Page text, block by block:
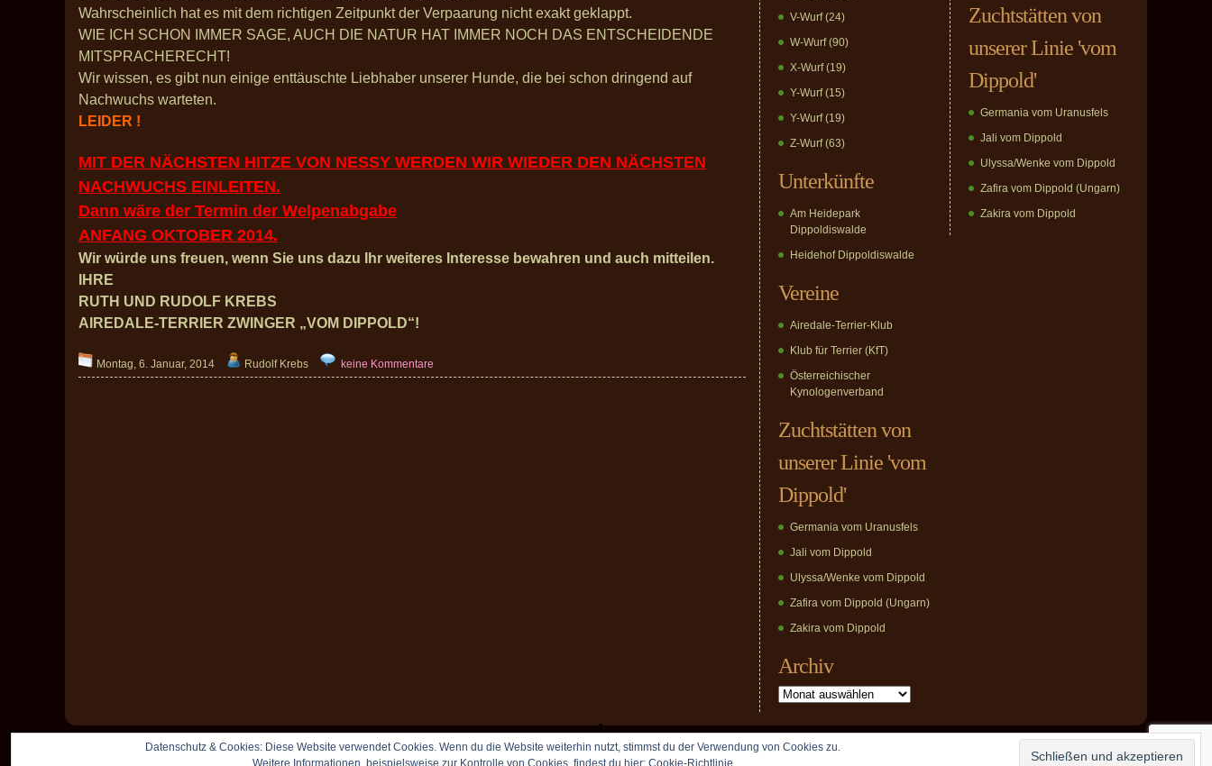
Wahrscheinlich hat es mit dem richtigen Zeitpunkt der Verpaarung nicht exakt geklappt.
WIE ICH SCHON IMMER SAGE, AUCH DIE NATUR HAT IMMER NOCH DAS ENTSCHEIDENDE
MITSPRACHERECHT!
Wir wissen, es gibt nun einige enttäuschte Liebhaber unserer Hunde, die bei schon dringend auf
Nachwuchs warteten.
LEIDER !
MIT DER NÄCHSTEN HITZE VON NESSY WERDEN WIR WIEDER DEN NÄCHSTEN
NACHWUCHS EINLEITEN.
Dann wäre der Termin der Welpenabgabe
ANFANG OKTOBER 2014.
Wir würde uns freuen, wenn Sie uns dazu Ihr weiteres Interesse bewahren und auch mitteilen.
IHRE
RUTH UND RUDOLF KREBS
AIREDALE-TERRIER ZWINGER „VOM DIPPOLD“!
Montag, 6. Januar, 2014 Rudolf Krebs keine Kommentare
V-Wurf(24)
W-Wurf(90)
X-Wurf(19)
Y-Wurf(15)
Y-Wurf(19)
Z-Wurf(63)
Unterkünfte
Am Heidepark
Dippoldiswalde
Heidehof Dippoldiswalde
Vereine
Airedale-Terrier-Klub
Klub für Terrier (KfT)
Österreichischer
Kynologenverband
Zuchtstätten von
unserer Linie 'vom
Dippold'
Germania vom Uranusfels
Jali vom Dippold
Ulyssa/Wenke vom Dippold
Zafira vom Dippold (Ungarn)
Zakira vom Dippold
Archiv
Archiv
Zuchtstätten von
unserer Linie 'vom
Dippold'
Germania vom Uranusfels
Jali vom Dippold
Ulyssa/Wenke vom Dippold
Zafira vom Dippold (Ungarn)
Zakira vom Dippold
Copyright © 2009 vomDippold.de. All rights reserved.
Datenschutz & Cookies: Diese Website verwendet Cookies. Wenn du die Website weiterhin nutzt, stimmst du der Verwendung von Cookies zu.
Weitere Informationen, beispielsweise zur Kontrolle von Cookies, findest du hier:Cookie-Richtlinie